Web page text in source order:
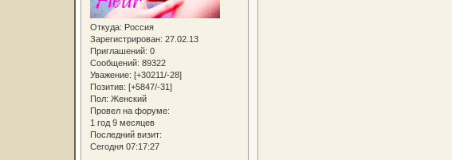
Откуда: Россия
Зарегистрирован: 27.02.13
Приглашений: 0
Сообщений: 89322
Уважение: [+30211/-28]
Позитив: [+5847/-31]
Пол: Женский
Провел на форуме:
1 год 9 месяцев
Последний визит:
Сегодня 07:17:27